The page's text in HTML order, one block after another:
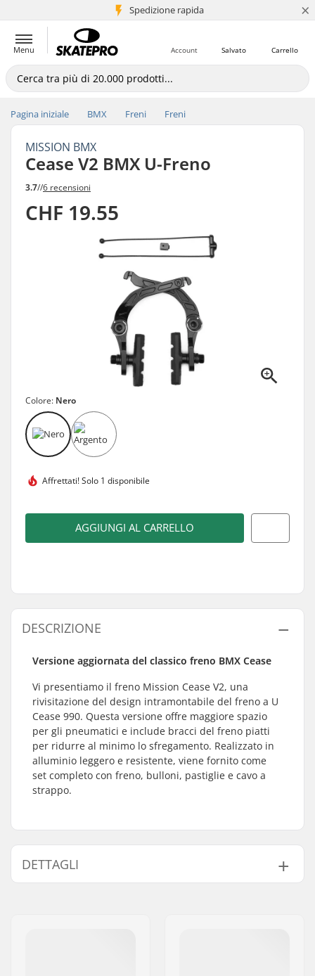
Spedizione rapida
+5 mln di clienti ×
Menu Carrello
Salvato
Account
Pagina iniziale BMX Freni Freni
MISSION BMX
Cease V2 BMX U-Freno
3.7//6 recensioni
CHF 19.55
Colore: Nero
Affrettati!Solo 1 disponibile
AGGIUNGI AL CARRELLO
DESCRIZIONE
Versione aggiornata del classico freno BMX Cease
Vi presentiamo il freno Mission Cease V2, una
rivisitazione del design intramontabile del freno a U
Cease 990. Questa versione offre maggiore spazio
per gli pneumatici e include bracci del freno piatti
per ridurre al minimo lo sfregamento. Realizzato in
alluminio leggero e resistente, viene fornito come
set completo con freno, bulloni, pastiglie e cavo a
strappo.
DETTAGLI